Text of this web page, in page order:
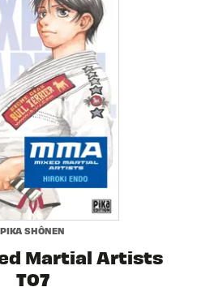
PIKA SHÔNEN
Martial Artists
T07